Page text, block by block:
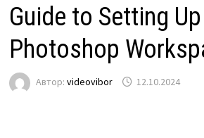
Guide to Setting
Photoshop
Автор: videovibor 12.10.2024